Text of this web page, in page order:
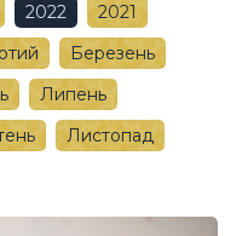
2022
2021
Березень
Липень
Листопад